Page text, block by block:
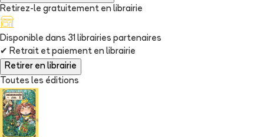
Retirez-le gratuitement en librairie
Disponible dans 31 librairies partenaires
✔ Retrait et paiement en librairie
Retirer en librairie
Toutes les éditions